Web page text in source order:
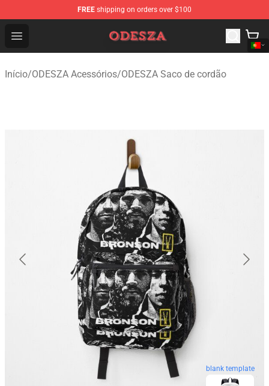
FREE shipping on orders over $100
Open menu
ODESZA Shop - Official ODESZA Merchandise Store
Início/ODESZA Acessórios/ODESZA Saco de cordão
blank template